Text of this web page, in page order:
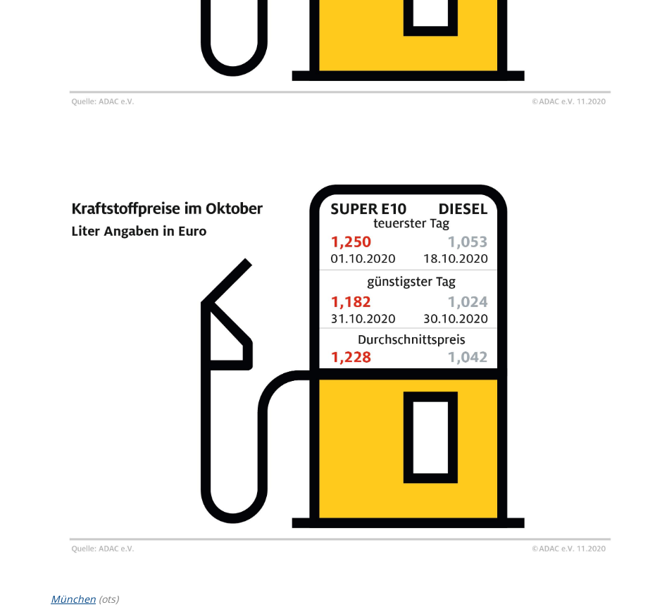
München (ots)